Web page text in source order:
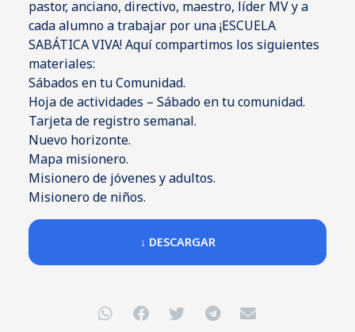
pastor, anciano, directivo, maestro, líder MV y a
cada alumno a trabajar por una ¡ESCUELA
SABÁTICA VIVA! Aquí compartimos los siguientes
materiales:
Sábados en tu Comunidad.
Hoja de actividades – Sábado en tu comunidad.
Tarjeta de registro semanal.
Nuevo horizonte.
Mapa misionero.
Misionero de jóvenes y adultos.
Misionero de niños.
↓ DESCARGAR